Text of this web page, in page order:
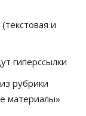
о
7,2 %
и
гиперссылки
рубрики
материалы»